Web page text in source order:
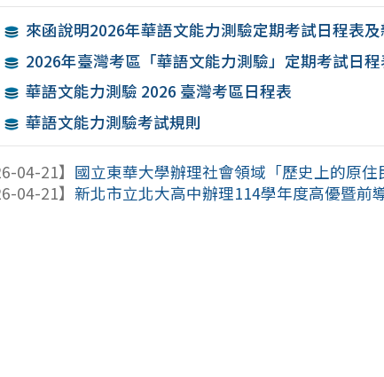
來函說明2026年華語文能力測驗定期考試日程表
2026年臺灣考區「華語文能力測驗」定期考試日程
華語文能力測驗 2026 臺灣考區日程表
華語文能力測驗考試規則
04-21】 國立東華大學辦理社會領域「歷史上的原
04-21】新北市立北大高中辦理114學年度高優暨前